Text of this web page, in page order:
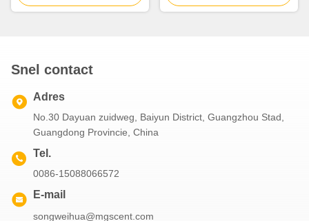
Snel contact
Adres
No.30 Dayuan zuidweg, Baiyun District, Guangzhou Stad,
Guangdong Provincie, China
Tel.
0086-15088066572
E-mail
songweihua@mgscent.com